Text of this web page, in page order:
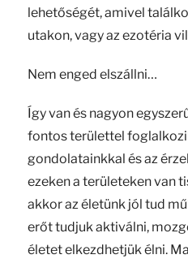
lehetőségét, amivel
utakon, vagy az ezotéria
Nem enged elszállni…
Így van és nagyon
fontos területtel
gondolatainkkal és az
ezeken a területeken van
akkor az életünk jól tud
erőt tudjuk aktiválni,
életet elkezdhetjük élni.